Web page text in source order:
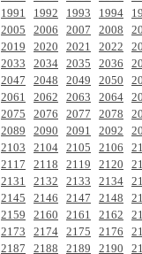
1991 1992 1993 1994
2005 2006 2007 2008
2019 2020 2021 2022
2033 2034 2035 2036
2047 2048 2049 2050
2061 2062 2063 2064
2075 2076 2077 2078
2089 2090 2091 2092
2103 2104 2105 2106
2117 2118 2119 2120
2131 2132 2133 2134
2145 2146 2147 2148
2159 2160 2161 2162
2173 2174 2175 2176
2187 2188 2189 2190